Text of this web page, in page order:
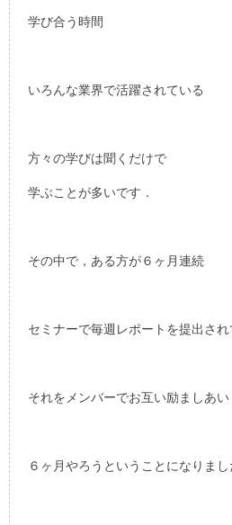
学び合う時間
いろんな業界で活躍されている
方々の学びは聞くだけで
学ぶことが多いです．
その中で，ある方が６ヶ月連続
セミナーで毎週レポートを提出され
それをメンバーでお互い励ましあい
６ヶ月やろうということになりまし